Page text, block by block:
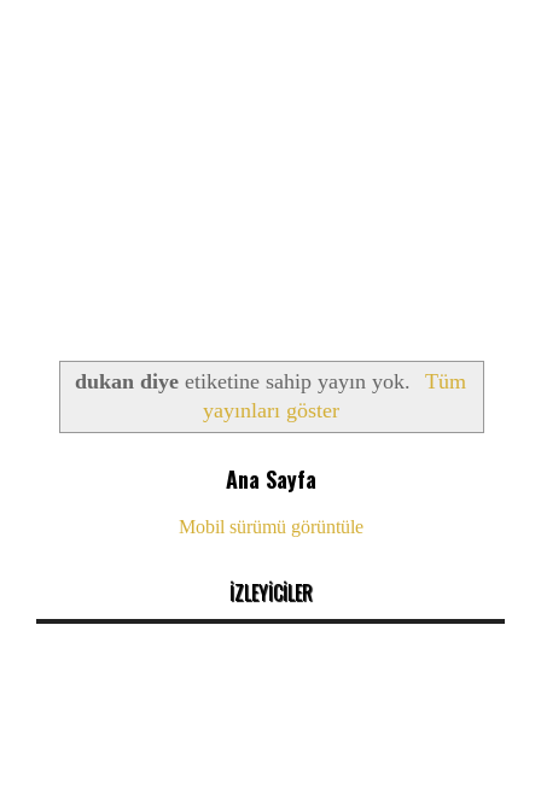
dukan diyeetiketine sahip yayın yok.
Tüm
yayınları göster
Ana Sayfa
Mobil sürümü görüntüle
İZLEYİCİLER